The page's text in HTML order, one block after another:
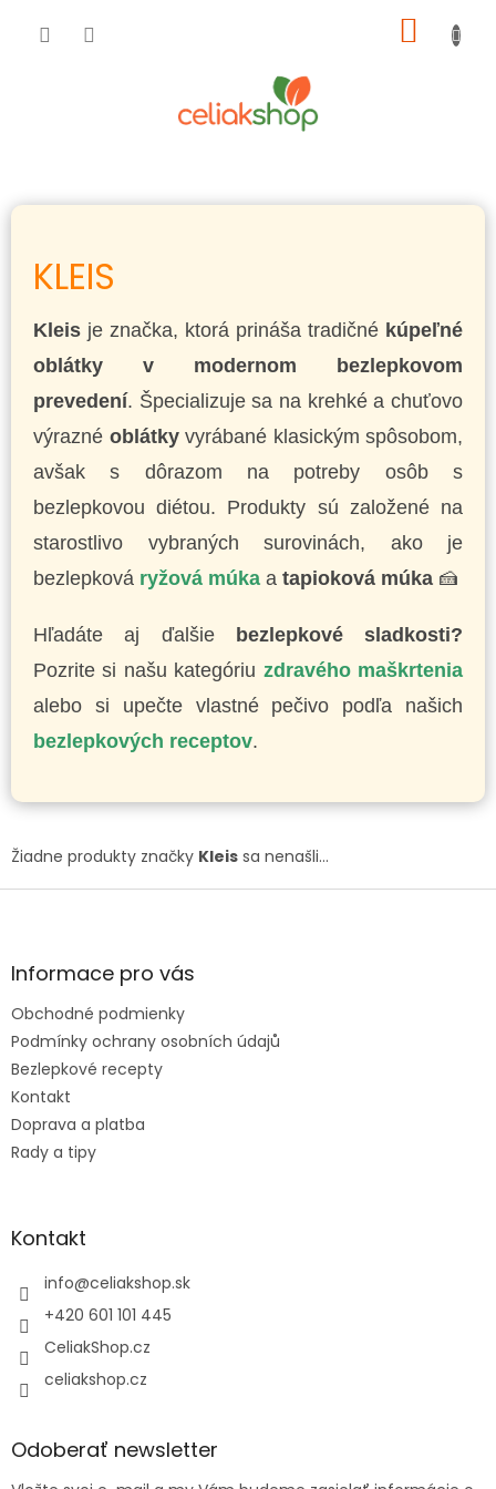
KOŠÍK
KLEIS
Kleis je značka, ktorá prináša tradičné kúpeľné
oblátky v modernom bezlepkovom
prevedení. Špecializuje sa na krehké a chuťovo
výrazné oblátkyvyrábané klasickým spôsobom,
avšak s dôrazom na potreby osôb s
bezlepkovou diétou. Produkty sú založené na
starostlivo vybraných surovinách, ako je
bezlepková ryžová múka a tapioková múka 🍰
Hľadáte aj ďalšie bezlepkové sladkosti?
Pozrite si našu kategóriu zdravého maškrtenia
alebo si upečte vlastné pečivo podľa našich
bezlepkových receptov.
Žiadne produkty značky Kleis sa nenašli...
Z
ä
e
Informace pro vás
Obchodné podmienky
Podmínky ochrany osobních údajů
Bezlepkové recepty
Kontakt
Doprava a platba
Rady a tipy
Kontakt
info@celiakshop.sk
+420 601 101 445
CeliakShop.cz
celiakshop.cz
Odoberať newsletter